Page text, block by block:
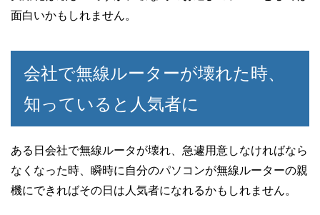
面白いかもしれません。
会社で無線ルーターが壊れた時、
知っていると人気者に
ある日会社で無線ルータが壊れ、急遽用意しなければなら
なくなった時、瞬時に自分のパソコンが無線ルーターの親
機にできればその日は人気者になれるかもしれません。